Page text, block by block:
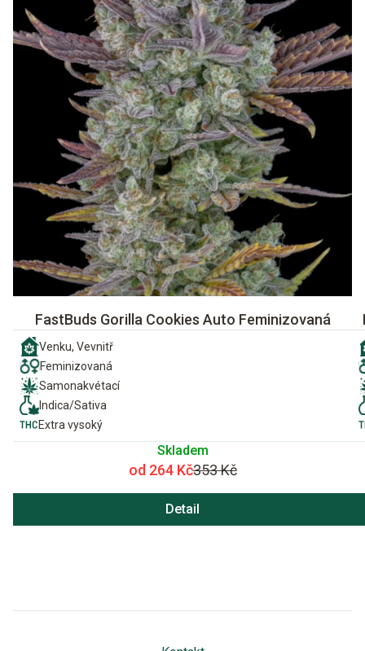
FastBuds Gorilla Cookies Auto Feminizovaná
Venku, Vevnitř
Feminizovaná
Samonakvétací
Indica/Sativa
Extra vysoký
Skladem
od 264 Kč353 Kč
Detail